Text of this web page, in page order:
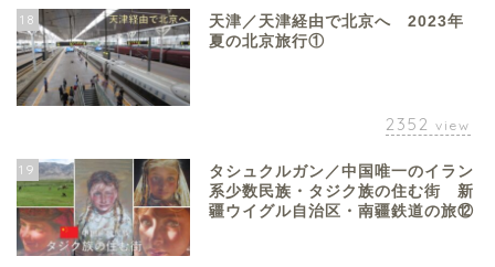
18
天津／天津経由で北京へ 2023年
夏の北京旅行①
2352 view
19
タシュクルガン／中国唯一のイラン
系少数民族・タジク族の住む街 新
疆ウイグル自治区・南疆鉄道の旅⑫